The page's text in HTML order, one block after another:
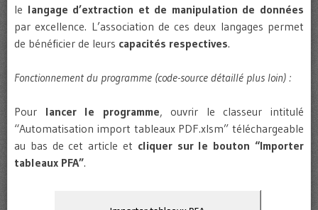
le langage d’extraction et de manipulation de données
par excellence. L’association de ces deux langages permet
de bénéficier de leurs capacités respectives.
Fonctionnement du programme (code-source détaillé plus loin) :
Pour lancer le programme, ouvrir le classeur intitulé
“Automatisation import tableaux PDF.xlsm” téléchargeable
au bas de cet article et cliquer sur le bouton “Importer
tableaux PFA”.